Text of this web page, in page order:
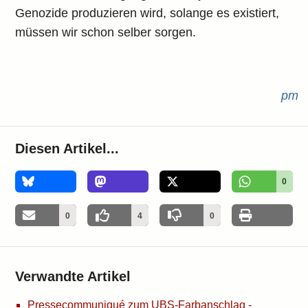
Genozide produzieren wird, solange es existiert,
müssen wir schon selber sorgen.
pm
Diesen Artikel...
0
0 4 0
Verwandte Artikel
Pressecommuniqué zum UBS-Farbanschlag -